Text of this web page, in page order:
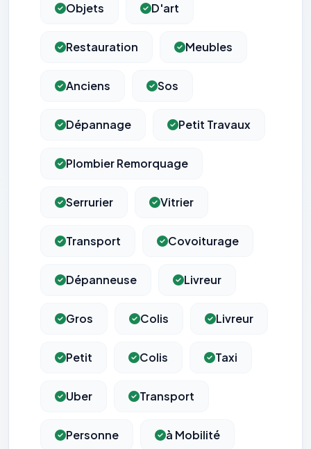
Objets D'art
Restauration Meubles
Anciens Sos
Dépannage Petit Travaux
Plombier Remorquage
Serrurier Vitrier
Transport Covoiturage
Dépanneuse Livreur
Gros Colis Livreur
Petit Colis Taxi
Uber Transport
Personne à Mobilité